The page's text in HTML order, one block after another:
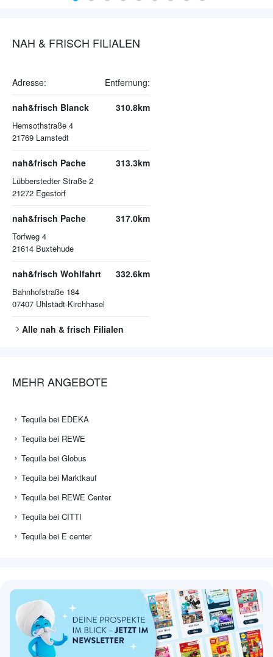
NAH & FRISCH FILIALEN
Adresse: Entfernung:
nah&frisch Blanck
Hemsothstraße 4
21769 Lamstedt
310.8km
nah&frisch Pache
Lübberstedter Straße 2
21272 Egestorf
313.3km
nah&frisch Pache
Torfweg 4
21614 Buxtehude
317.0km
nah&frisch Wohlfahrt
Bahnhofstraße 184
07407 Uhlstädt-Kirchhasel
332.6km
Alle nah & frisch Filialen
MEHR ANGEBOTE
Tequila bei EDEKA
Tequila bei REWE
Tequila bei Globus
Tequila bei Marktkauf
Tequila bei REWE Center
Tequila bei CITTI
Tequila bei E center